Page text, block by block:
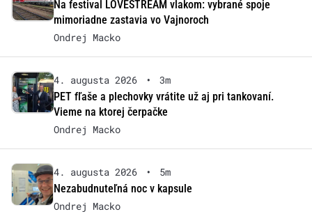
Na festival LOVESTREAM vlakom: vybrané spoje
mimoriadne zastavia vo Vajnoroch
Ondrej Macko
4. augusta 2026 •
3m
PET fľaše a plechovky vrátite už aj pri tankovaní.
Vieme na ktorej čerpačke
Ondrej Macko
4. augusta 2026 •
5m
Nezabudnuteľná noc v kapsule
Ondrej Macko